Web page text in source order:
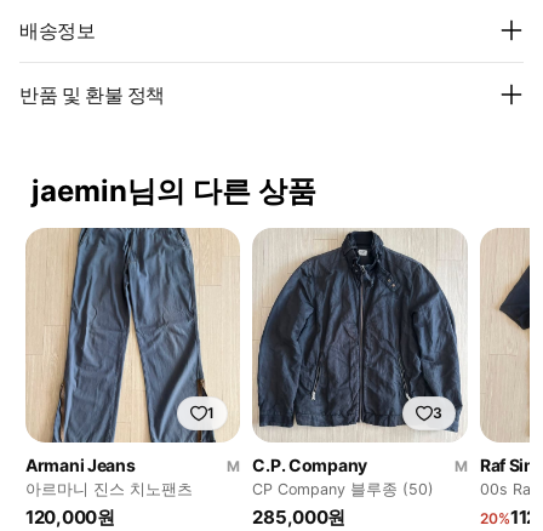
배송정보
반품 및 환불 정책
jaemin님의 다른 상품
1
Armani Jeans
M
아르마니 진스 치노팬츠
120,000원
3
C.P. Company
M
CP Company 블루종 (50)
285,000원
Raf
00s Raf
스 디스
20%